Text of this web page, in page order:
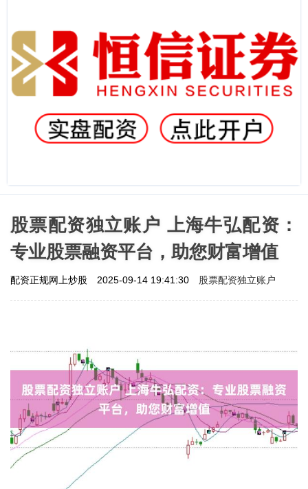
股票配资独立账户 上海牛弘配资：
专业股票融资平台，助您财富增值
配资正规网上炒股 2025-09-14 19:41:30 股票配资独立账户